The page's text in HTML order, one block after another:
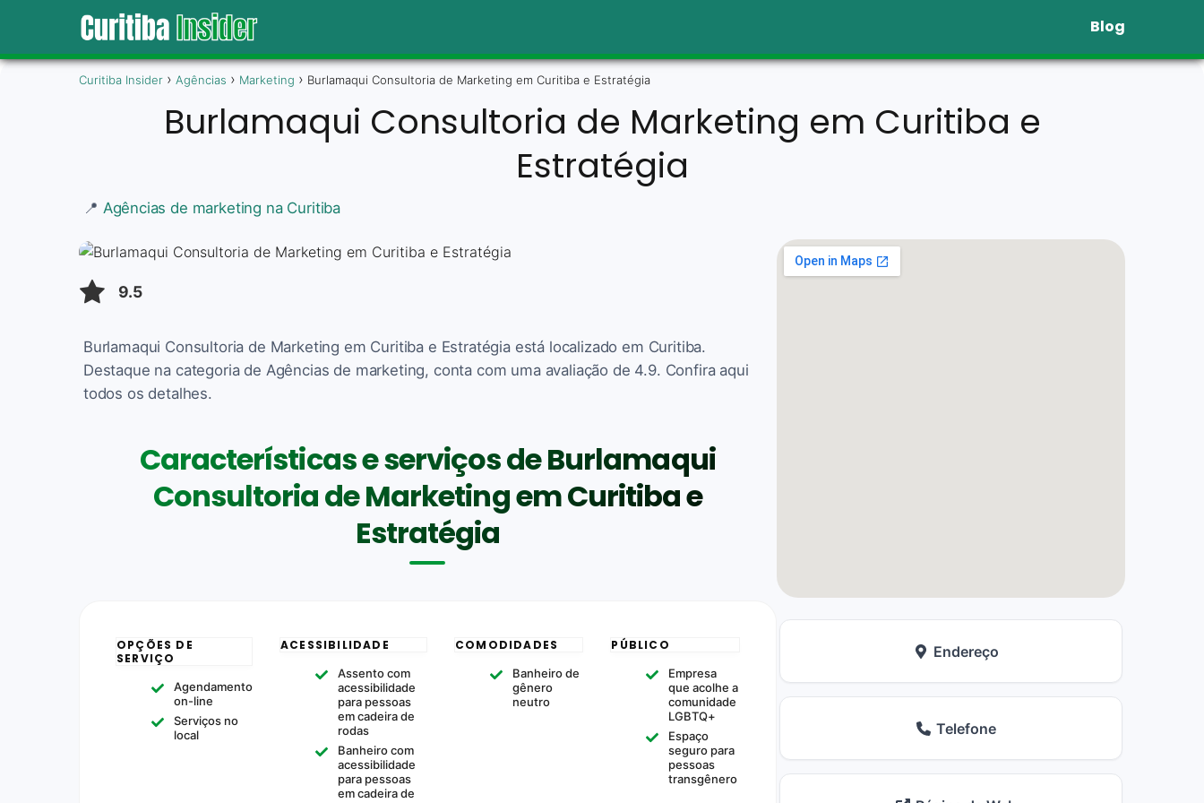
Blog
Curitiba Insider Agências Marketing Burlamaqui Consultoria de Marketing em Curitiba e Estratégia
Burlamaqui Consultoria de Marketing em Curitiba e
Estratégia
📍 Agências de marketing na Curitiba
9.5
Burlamaqui Consultoria de Marketing em Curitiba e Estratégia está localizado em Curitiba.
Destaque na categoria de Agências de marketing, conta com uma avaliação de 4.9. Confira aqui
todos os detalhes.
Características e serviços de Burlamaqui
Consultoria de Marketing em Curitiba e
Estratégia
OPÇÕES DE
SERVIÇO
Agendamento
on-line
Serviços no
local
ACESSIBILIDADE
Assento com
acessibilidade
para pessoas
em cadeira de
rodas
Banheiro com
acessibilidade
para pessoas
em cadeira de
COMODIDADES
Banheiro de
gênero
neutro
PÚBLICO
Empresa
que acolhe a
comunidade
LGBTQ+
Espaço
seguro para
pessoas
transgênero
Endereço
Telefone